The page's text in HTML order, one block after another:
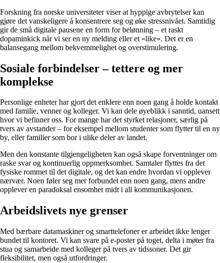
Forskning fra norske universiteter viser at hyppige avbrytelser kan
gjøre det vanskeligere å konsentrere seg og øke stressnivået. Samtidig
gir de små digitale pausene en form for belønning – et raskt
dopaminkick når vi ser en ny melding eller et «like». Det er en
balansegang mellom bekvemmelighet og overstimulering.
Sosiale forbindelser – tettere og mer
komplekse
Personlige enheter har gjort det enklere enn noen gang å holde kontakt
med familie, venner og kolleger. Vi kan dele øyeblikk i sanntid, uansett
hvor vi befinner oss. For mange har det styrket relasjoner, særlig på
tvers av avstander – for eksempel mellom studenter som flytter til en ny
by, eller familier som bor i ulike deler av landet.
Men den konstante tilgjengeligheten kan også skape forventninger om
raske svar og kontinuerlig oppmerksomhet. Samtaler flyttes fra det
fysiske rommet til det digitale, og det kan endre hvordan vi opplever
nærvær. Noen føler seg mer forbundet enn noen gang, mens andre
opplever en paradoksal ensomhet midt i all kommunikasjonen.
Arbeidslivets nye grenser
Med bærbare datamaskiner og smarttelefoner er arbeidet ikke lenger
bundet til kontoret. Vi kan svare på e-poster på toget, delta i møter fra
stua og samarbeide med kolleger på tvers av tidssoner. Det gir
fleksibilitet, men også utfordringer.